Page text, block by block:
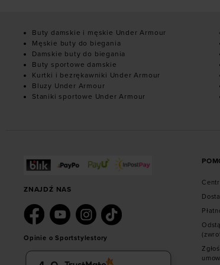
Buty damskie i męskie Under Armour
Męskie buty do biegania
Damskie buty do biegania
Buty sportowe damskie
Kurtki i bezrękawniki Under Armour
Bluzy Under Armour
Staniki sportowe Under Armour
ZNAJDŹ NAS
Opinie o Sportstylestory